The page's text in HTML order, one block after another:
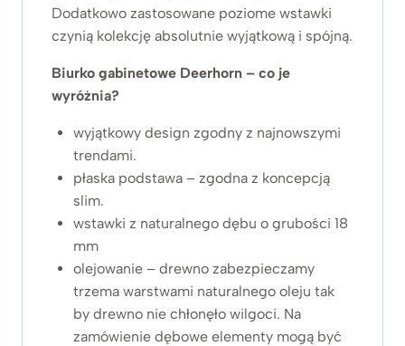
Dodatkowo zastosowane poziome wstawki
czynią kolekcję absolutnie wyjątkową i spójną.
Biurko gabinetowe Deerhorn – co je
wyróżnia?
wyjątkowy design zgodny z najnowszymi
trendami.
płaska podstawa – zgodna z koncepcją
slim.
wstawki z naturalnego dębu o grubości 18
mm
olejowanie – drewno zabezpieczamy
trzema warstwami naturalnego oleju tak
by drewno nie chłonęło wilgoci. Na
zamówienie dębowe elementy mogą być